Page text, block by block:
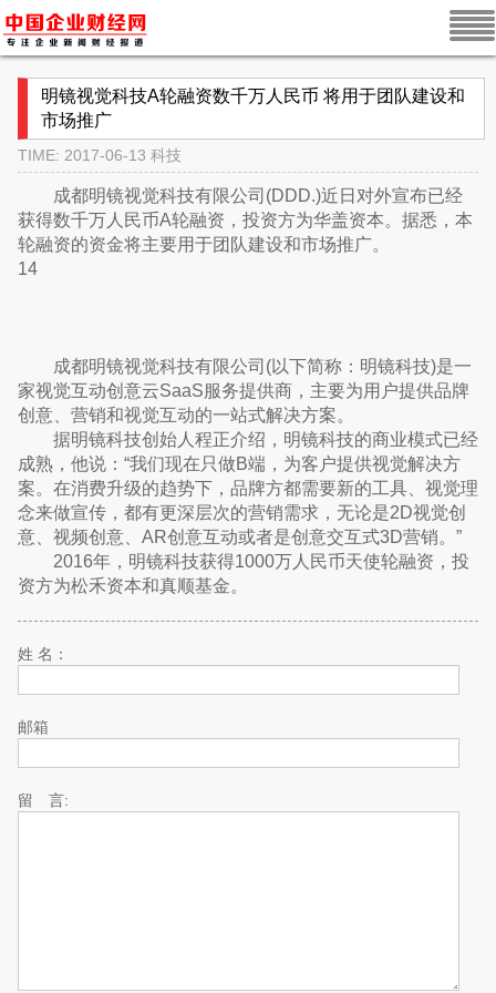
明镜视觉科技A轮融资数千万人民币 将用于团队建设和
市场推广
TIME: 2017-06-13 科技
成都明镜视觉科技有限公司(DDD.)近日对外宣布已经
获得数千万人民币A轮融资，投资方为华盖资本。据悉，本
轮融资的资金将主要用于团队建设和市场推广。
14
成都明镜视觉科技有限公司(以下简称：明镜科技)是一
家视觉互动创意云SaaS服务提供商，主要为用户提供品牌
创意、营销和视觉互动的一站式解决方案。
据明镜科技创始人程正介绍，明镜科技的商业模式已经
成熟，他说：“我们现在只做B端，为客户提供视觉解决方
案。在消费升级的趋势下，品牌方都需要新的工具、视觉理
念来做宣传，都有更深层次的营销需求，无论是2D视觉创
意、视频创意、AR创意互动或者是创意交互式3D营销。”
2016年，明镜科技获得1000万人民币天使轮融资，投
资方为松禾资本和真顺基金。
姓 名：
邮箱
留 言: